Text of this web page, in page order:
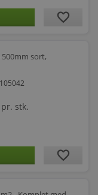
favorite
500mm sort,
pr. stk.
favorite